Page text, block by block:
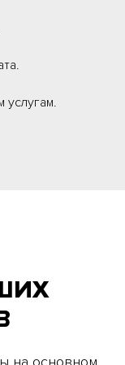
услугам.